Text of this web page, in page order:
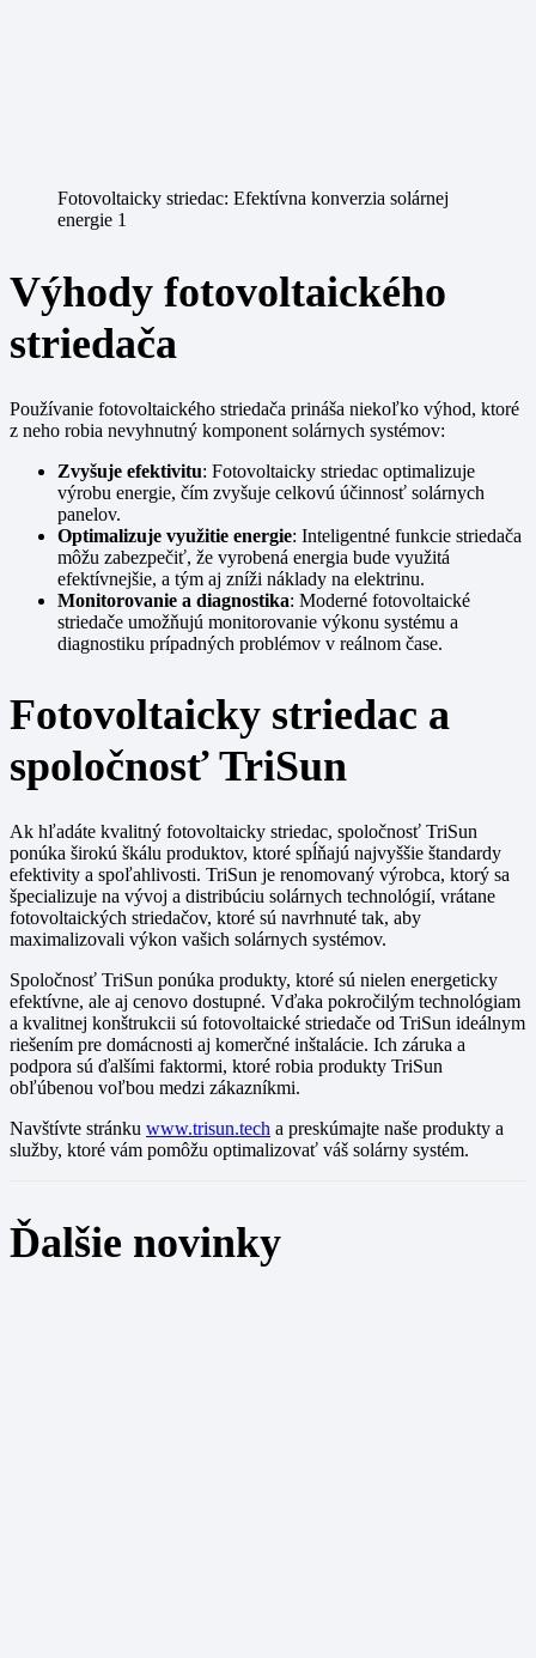
Fotovoltaicky striedac: Efektívna konverzia solárnej
energie 1
Výhody fotovoltaického
striedača
Používanie fotovoltaického striedača prináša niekoľko výhod, ktoré
z neho robia nevyhnutný komponent solárnych systémov:
Zvyšuje efektivitu: Fotovoltaicky striedac optimalizuje
výrobu energie, čím zvyšuje celkovú účinnosť solárnych
panelov.
Optimalizuje využitie energie: Inteligentné funkcie striedača
môžu zabezpečiť, že vyrobená energia bude využitá
efektívnejšie, a tým aj zníži náklady na elektrinu.
Monitorovanie a diagnostika: Moderné fotovoltaické
striedače umožňujú monitorovanie výkonu systému a
diagnostiku prípadných problémov v reálnom čase.
Fotovoltaicky striedac a
spoločnosť TriSun
Ak hľadáte kvalitný fotovoltaicky striedac, spoločnosť TriSun
ponúka širokú škálu produktov, ktoré spĺňajú najvyššie štandardy
efektivity a spoľahlivosti. TriSun je renomovaný výrobca, ktorý sa
špecializuje na vývoj a distribúciu solárnych technológií, vrátane
fotovoltaických striedačov, ktoré sú navrhnuté tak, aby
maximalizovali výkon vašich solárnych systémov.
Spoločnosť TriSun ponúka produkty, ktoré sú nielen energeticky
efektívne, ale aj cenovo dostupné. Vďaka pokročilým technológiam
a kvalitnej konštrukcii sú fotovoltaické striedače od TriSun ideálnym
riešením pre domácnosti aj komerčné inštalácie. Ich záruka a
podpora sú ďalšími faktormi, ktoré robia produkty TriSun
obľúbenou voľbou medzi zákazníkmi.
Navštívte stránku www.trisun.tech a preskúmajte naše produkty a
služby, ktoré vám pomôžu optimalizovať váš solárny systém.
Ďalšie novinky